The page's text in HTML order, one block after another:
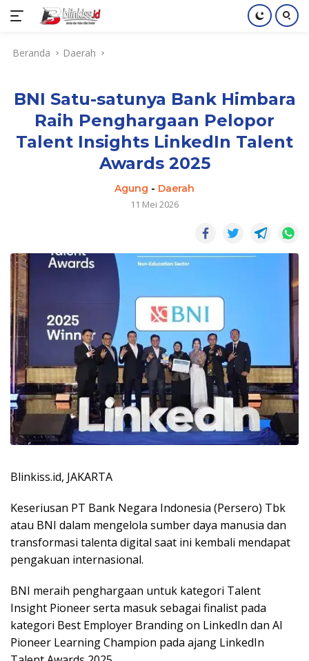
Beranda Daerah
BNI Satu-satunya Bank Himbara
Raih Penghargaan Pelopor
Talent Insights LinkedIn Talent
Awards 2025
Agung - Daerah
11 Mei 2026
Blinkiss.id, JAKARTA
Keseriusan PT Bank Negara Indonesia (Persero) Tbk
atau BNI dalam mengelola sumber daya manusia dan
transformasi talenta digital saat ini kembali mendapat
pengakuan internasional.
BNI meraih penghargaan untuk kategori Talent
Insight Pioneer serta masuk sebagai finalist pada
kategori Best Employer Branding on LinkedIn dan AI
Pioneer Learning Champion pada ajang LinkedIn